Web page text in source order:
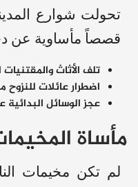
​تحولت شوارع
قصصاً مأساوية عن
​تلف الأثاث والمقتنيات
​اضطرار عائلات
​عجز الوسائل
​مأساة
​لم تكن مخيمات